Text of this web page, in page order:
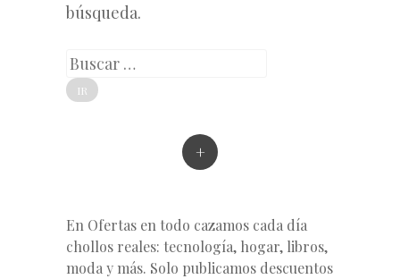
búsqueda.
Buscar
+
En Ofertas en todo cazamos cada día
chollos reales: tecnología, hogar, libros,
moda y más. Solo publicamos descuentos